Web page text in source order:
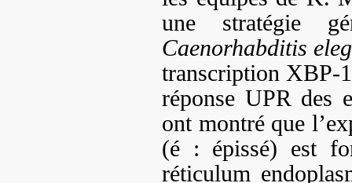
une stratégie
Caenorhabditis
transcription XBP-
réponse UPR des
ont montré que
(é : épissé) est
réticulum